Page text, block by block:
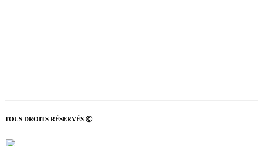
TOUS DROITS RÉSERVÉS Ⓒ